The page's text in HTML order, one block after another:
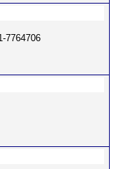
7764706